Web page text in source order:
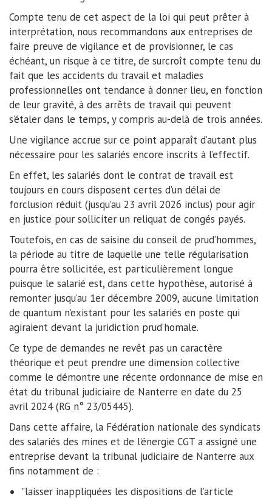
Compte tenu de cet aspect de la loi qui peut prêter à
interprétation, nous recommandons aux entreprises de
faire preuve de vigilance et de provisionner, le cas
échéant, un risque à ce titre, de surcroît compte tenu du
fait que les accidents du travail et maladies
professionnelles ont tendance à donner lieu, en fonction
de leur gravité, à des arrêts de travail qui peuvent
s’étaler dans le temps, y compris au-delà de trois années.
Une vigilance accrue sur ce point apparaît d’autant plus
nécessaire pour les salariés encore inscrits à l’effectif.
En effet, les salariés dont le contrat de travail est
toujours en cours disposent certes d’un délai de
forclusion réduit (jusqu’au 23 avril 2026 inclus) pour agir
en justice pour solliciter un reliquat de congés payés.
Toutefois, en cas de saisine du conseil de prud’hommes,
la période au titre de laquelle une telle régularisation
pourra être sollicitée, est particulièrement longue
puisque le salarié est, dans cette hypothèse, autorisé à
remonter jusqu’au 1er décembre 2009, aucune limitation
de quantum n’existant pour les salariés en poste qui
agiraient devant la juridiction prud’homale.
Ce type de demandes ne revêt pas un caractère
théorique et peut prendre une dimension collective
comme le démontre une récente ordonnance de mise en
état du tribunal judiciaire de Nanterre en date du 25
avril 2024 (RG n° 23/05445).
Dans cette affaire, la Fédération nationale des syndicats
des salariés des mines et de l’énergie CGT a assigné une
entreprise devant la tribunal judiciaire de Nanterre aux
fins notamment de :
"laisser inappliquées les dispositions de l’article